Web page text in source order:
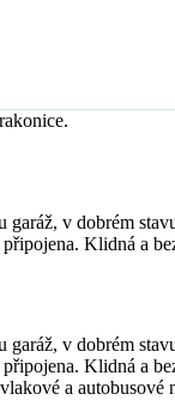
v dobrém
Klidná a
v dobrém
Klidná a
a